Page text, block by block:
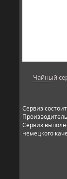
Чайный
Сервиз
Сервиз
немецкого